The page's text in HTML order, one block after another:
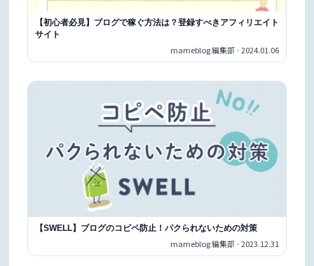
【初心者必見】ブログで稼ぐ方法は？登録すべきアフィリエイト
サイト
mameblog 編集部 · 2024.01.06
【SWELL】ブログのコピペ防止！パクられないための対策
mameblog 編集部 · 2023.12.31